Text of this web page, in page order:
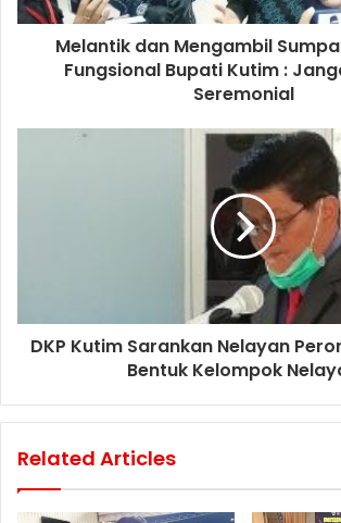
Melantik dan Mengambil
Fungsional Bupati Kutim :
Seremonial
DKP Kutim Sarankan Nelayan
Bentuk Kelompok
Related Articles